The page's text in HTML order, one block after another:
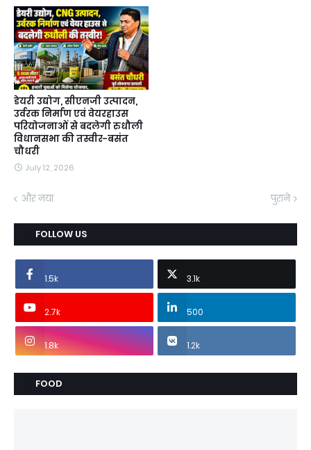
डेयरी उद्योग, सीएनजी उत्पादन,
उर्वरक निर्माण एवं वेयरहाउस
परियोजनाओं से बदलेगी रुधौली
विधानसभा की तस्वीर-बसंत
चौधरी
July 12, 2026
और नया पुराने
FOLLOW US
1.5k 3.1k
2.7k 500
1.8k 1.2k
FOOD